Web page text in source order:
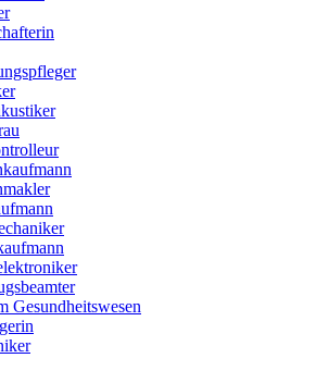
Gesundheitswesen